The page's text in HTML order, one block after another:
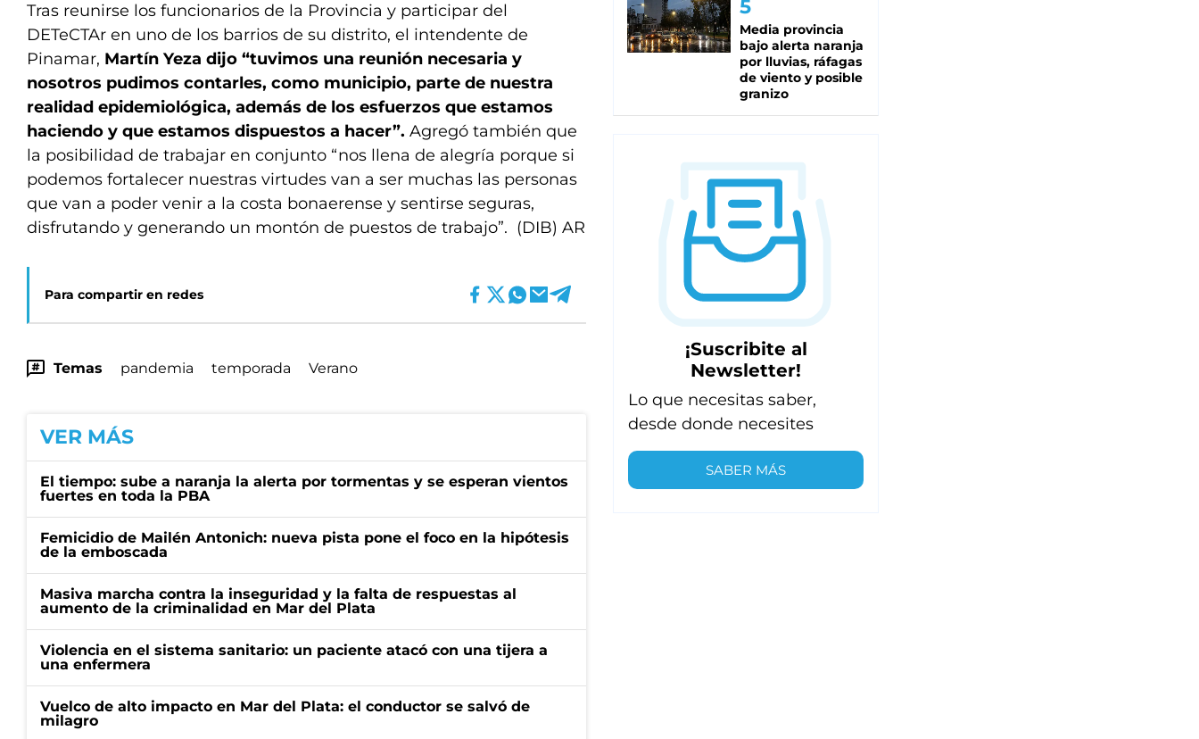
Tras reunirse los funcionarios de la Provincia y participar del
DETeCTAr en uno de los barrios de su distrito, el intendente de
Pinamar, Martín Yeza dijo “tuvimos una reunión necesaria y
nosotros pudimos contarles, como municipio, parte de nuestra
realidad epidemiológica, además de los esfuerzos que estamos
haciendo y que estamos dispuestos a hacer”. Agregó también que
la posibilidad de trabajar en conjunto “nos llena de alegría porque si
podemos fortalecer nuestras virtudes van a ser muchas las personas
que van a poder venir a la costa bonaerense y sentirse seguras,
disfrutando y generando un montón de puestos de trabajo”. (DIB) AR
Para compartir en redes
Temas pandemia temporada Verano
VER MÁS
El tiempo: sube a naranja la alerta por tormentas y se esperan vientos
fuertes en toda la PBA
Femicidio de Mailén Antonich: nueva pista pone el foco en la hipótesis
de la emboscada
Masiva marcha contra la inseguridad y la falta de respuestas al
aumento de la criminalidad en Mar del Plata
Violencia en el sistema sanitario: un paciente atacó con una tijera a
una enfermera
Vuelco de alto impacto en Mar del Plata: el conductor se salvó de
milagro
Media provincia
bajo alerta naranja
por lluvias, ráfagas
de viento y posible
granizo
¡Suscribite al
Newsletter!
Lo que necesitas saber,
desde donde necesites
SABER MÁS